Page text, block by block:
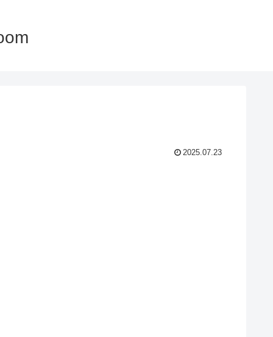
2025.07.23